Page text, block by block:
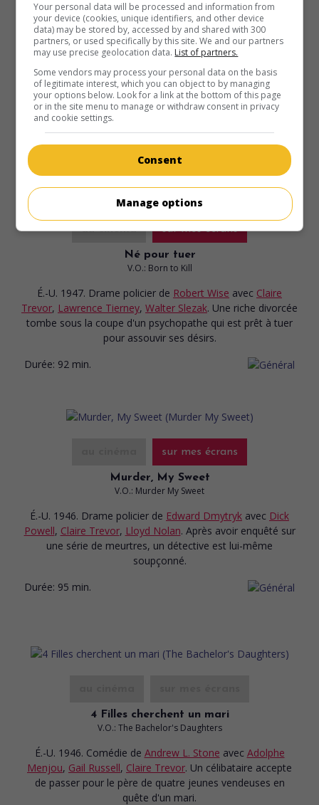
au cinéma sur mes écrans
The Babe Ruth Story
É.-U. 1948. Dramede Roy Del Ruth avec William Bendix
Claire Trevor,Charles Bickford. La vie du célèbre champion
frappeur du baseball américain.
Durée: 106 min.
au cinéma sur mes écrans
Né pour tuer
V.O.: Born to Kill
É.-U. 1947. Drame policier de Robert Wise avec Claire
Trevor, Lawrence Tierney, Walter Slezak. Une riche divorcée
tombe sous la coupe d'un psychopathe qui est prêt à tuer
pour assouvir ses désirs.
Durée: 92 min.
sur mes écrans
Murder, My Sweet
V.O.: Murder My Sweet
É.-U. 1946. Drame policier de Edward Dmytryk avec Dick
Powell, Claire Trevor, Lloyd Nolan. Après avoir enquêté sur
une série de meurtres, un détective est lui-même
soupçonné.
Durée: 95 min.
4 Filles cherchent un mari
V.O.: The Bachelor's Daughters
É.-U. 1946. Comédie de Andrew L. Stone avec Adolphe
Menjou, Gail Russell, Claire Trevor. Un célibataire accepte
de passer pour le père de quatre jeunes vendeuses en
quête d'un mari.
Your personal data will be processed and information from
your device (cookies, unique identifiers, and other device
data) may be stored by, accessed by and shared with 300
partners, or used specifically by this site. We and our partners
may use precise geolocation data. List of partners.
Some vendors may process your personal data on the basis
of legitimate interest, which you can object to by managing
your options below. Look for a link at the bottom of this page
or in the site menu to manage or withdraw consent in privacy
and cookie settings.
Consent
Manage options